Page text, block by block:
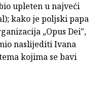
upleten u najveći
kako je poljski papa
„Opus Dei",
naslijediti Ivana
kojima se bavi